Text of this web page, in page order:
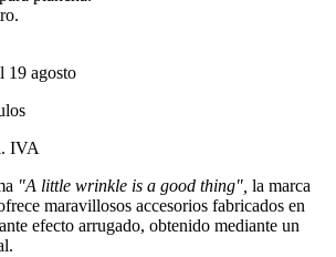
19 agosto
IVA
"A little wrinkle is a good thing", la marca
maravillosos accesorios fabricados en
efecto arrugado, obtenido mediante un